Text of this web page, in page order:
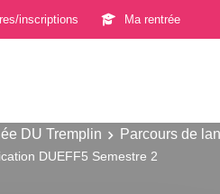
inscriptions Ma rentrée
DU Tremplin Parcours de
DUEFF5 Semestre 2